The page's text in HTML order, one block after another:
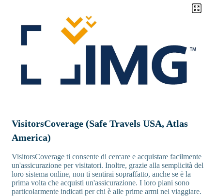
VisitorsCoverage (Safe Travels USA, Atlas
America)
VisitorsCoverage ti consente di cercare e acquistare facilmente
un'assicurazione per visitatori. Inoltre, grazie alla semplicità del
loro sistema online, non ti sentirai sopraffatto, anche se è la
prima volta che acquisti un'assicurazione. I loro piani sono
particolarmente indicati per chi è alle prime armi nel viaggiare.